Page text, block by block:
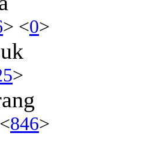
> <0>
>
846>